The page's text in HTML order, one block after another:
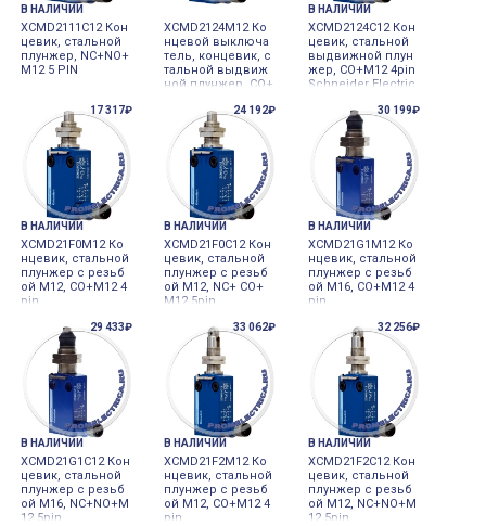
В НАЛИЧИИ
XCMD2111C12 Кон
цевик, стальной
плунжер, NC+NO+
M12 5 PIN
XCMD2124M12 Ко
нцевой выключа
тель, концевик, с
тальной выдвиж
ной плунжер, CO+
er Electric
В НАЛИЧИИ
XCMD2124C12 Кон
цевик, стальной
выдвижной плун
жер, CO+M12 4pin
Schneider Electric
17 317₽
В НАЛИЧИИ
XCMD21F0M12 Ко
нцевик, стальной
плунжер с резьб
ой M12, CO+M12 4
pin
24 192₽
В НАЛИЧИИ
XCMD21F0C12 Кон
цевик, стальной
плунжер с резьб
ой M12, NC+ CO+
M12 5pin
30 199₽
В НАЛИЧИИ
XCMD21G1M12 Ко
нцевик, стальной
плунжер с резьб
ой M16, CO+M12 4
pin
29 433₽
В НАЛИЧИИ
XCMD21G1C12 Кон
цевик, стальной
плунжер с резьб
ой M16, NC+NO+M
12 5pin
33 062₽
В НАЛИЧИИ
XCMD21F2M12 Ко
нцевик, стальной
плунжер с резьб
ой M12, CO+M12 4
pin
32 256₽
В НАЛИЧИИ
XCMD21F2C12 Кон
цевик, стальной
плунжер с резьб
ой M12, NC+NO+M
12 5pin